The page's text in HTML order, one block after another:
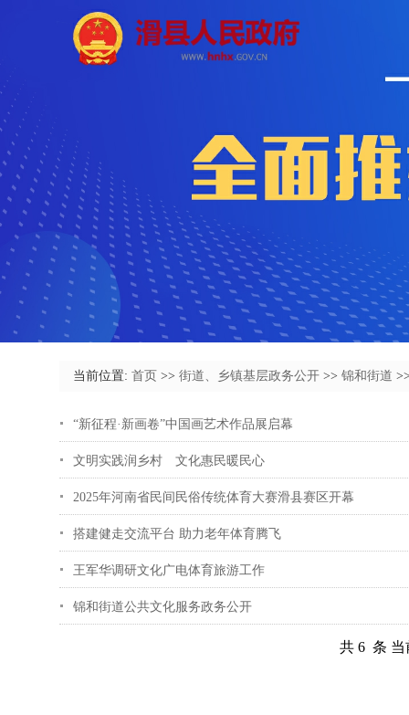
当前位置: 首页 >> 街道、乡镇基层政务公开 >> 锦和街道
“新征程·新画卷”中国画艺术作品展启幕
文明实践润乡村 文化惠民暖民心
2025年河南省民间民俗传统体育大赛滑县赛区开幕
搭建健走交流平台 助力老年体育腾飞
王军华调研文化广电体育旅游工作
锦和街道公共文化服务政务公开
共 6 条